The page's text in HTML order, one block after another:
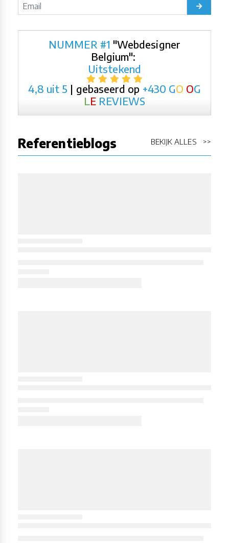
NUMMER #1 "Webdesigner
Belgium":
Uitstekend
4,8 uit 5 | gebaseerd op +430 GO OG
LE REVIEWS
Referentieblogs BEKIJK ALLES >>